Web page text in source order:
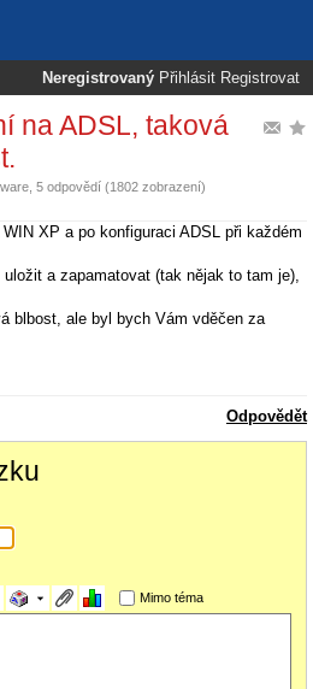
Neregistrovaný Přihlásit Registrovat
na ADSL, taková
, 5 odpovědí (1802 zobrazení)
XP a po konfiguraci ADSL při každém
a zapamatovat (tak nějak to tam je),
blbost, ale byl bych Vám vděčen za
Odpovědět
Mimo téma